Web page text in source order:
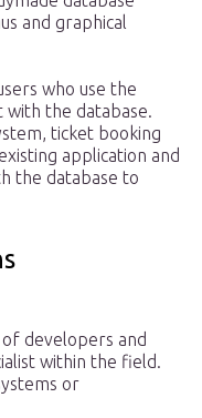
and graphical
who use the
with the database.
ticket booking
application and
the database to
developers and
within the field.
or